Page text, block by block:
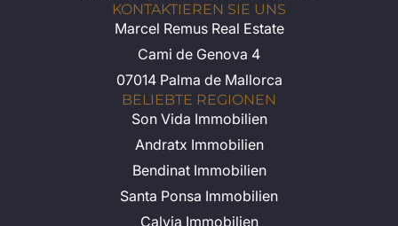
KONTAKTIEREN SIE UNS
Marcel Remus Real Estate
Cami de Genova 4
07014 Palma de Mallorca
BELIEBTE REGIONEN
Son Vida Immobilien
Andratx Immobilien
Bendinat Immobilien
Santa Ponsa Immobilien
Calvia Immobilien